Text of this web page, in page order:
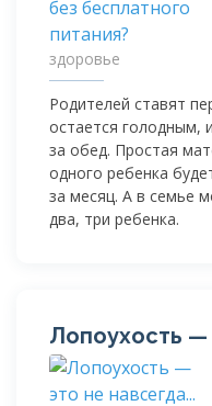
здоровье
Родителей ставят
остается голодным,
за обед. Простая
одного ребенка
за месяц. А в семье
два, три ребенка.
Лопоухость —